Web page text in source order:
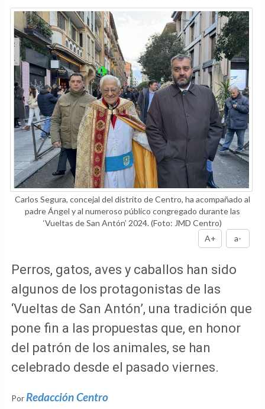
Carlos Segura, concejal del distrito de Centro, ha acompañado al
padre Ángel y al numeroso público congregado durante las
‘Vueltas de San Antón’ 2024.(Foto: JMD Centro)
A+
a-
Perros, gatos, aves y caballos han sido
algunos de los protagonistas de las
‘Vueltas de San Antón’, una tradición que
pone fin a las propuestas que, en honor
del patrón de los animales, se han
celebrado desde el pasado viernes.
Por Redacción Centro